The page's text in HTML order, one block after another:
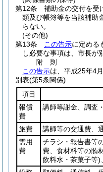
第12条
補助金の交付を受
類及び帳簿等を当該補助
らない。
(その他)
第13条
この告示に定める
し必要な事項は、市長が
附 則
この告示は、平成25年4
別表(第5条関係)
項目
報償
費
講師等謝金、調査
旅費
講師等の交通費、
需用
費
チラシ・報告書等
費、食材料等の賄
飲料水・茶菓子等)